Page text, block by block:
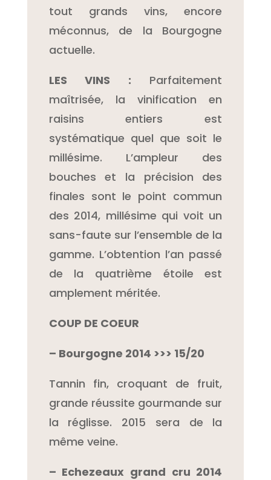
tout grands vins, encore
méconnus, de la Bourgogne
actuelle.
LES VINS : Parfaitement
maîtrisée, la vinification en
raisins entiers est
systématique quel que soit le
millésime. L’ampleur des
bouches et la précision des
finales sont le point commun
des 2014, millésime qui voit un
sans-faute sur l’ensemble de la
gamme. L’obtention l’an passé
de la quatrième étoile est
amplement méritée.
COUP DE COEUR
– Bourgogne 2014 >>> 15/20
Tannin fin, croquant de fruit,
grande réussite gourmande sur
la réglisse. 2015 sera de la
même veine.
– Echezeaux grand cru 2014